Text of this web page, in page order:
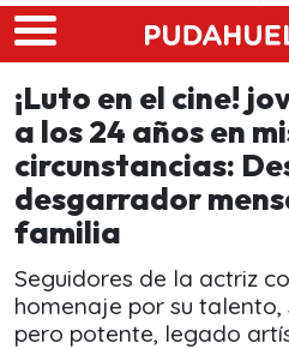
Skip to main content
¡Luto en el cine!
a los 24 años en
circunstancias:
desgarrador
familia
Seguidores de la actriz
homenaje por su talento,
pero potente, legado